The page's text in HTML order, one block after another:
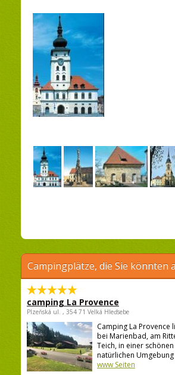
Campingplätze, die Sie könnten
camping La Provence
Plzeňská ul. , 354 71 Velká Hleďsebe
Camping La Provence
bei Marienbad, am
Teich, in einer schönen
natürlichen Umgebung
www Seiten